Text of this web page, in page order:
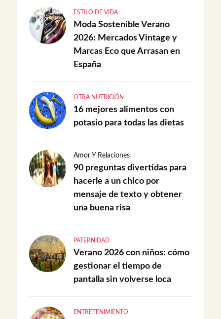
ESTILO DE VIDA
Moda Sostenible Verano
2026: Mercados Vintage y
Marcas Eco que Arrasan en
España
OTRA NUTRICIÓN
16 mejores alimentos con
potasio para todas las dietas
Amor Y Relaciones
90 preguntas divertidas para
hacerle a un chico por
mensaje de texto y obtener
una buena risa
PATERNIDAD
Verano 2026 con niños: cómo
gestionar el tiempo de
pantalla sin volverse loca
ENTRETENIMIENTO